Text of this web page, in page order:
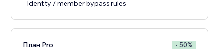
План Pro - 50%